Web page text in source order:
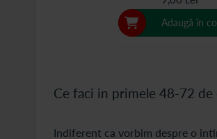
Adaugă în
Ce faci in primele 48-72 de
Indiferent ca vorbim despre o